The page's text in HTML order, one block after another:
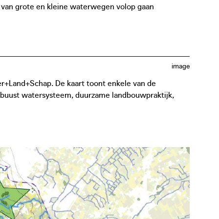
grote en kleine waterwegen volop gaan
image
De kaart toont enkele van de
watersysteem, duurzame landbouwpraktijk,